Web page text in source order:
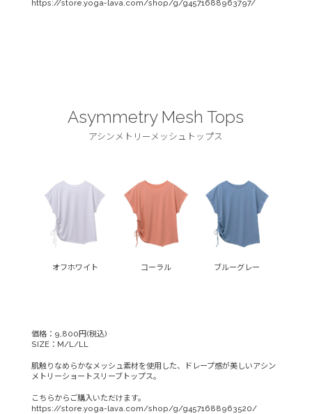
https://store.yoga-lava.com/shop/g/g4571688963797/
Asymmetry Mesh Tops
アシンメトリーメッシュトップス
オフホワイト コーラル ブルーグレー
価格：9,800円(税込)
SIZE：M/L/LL
肌触りなめらかなメッシュ素材を使用した、ドレープ感が美しいアシン
メトリーショートスリーブトップス。
こちらからご購入いただけます。
https://store.yoga-lava.com/shop/g/g4571688963520/